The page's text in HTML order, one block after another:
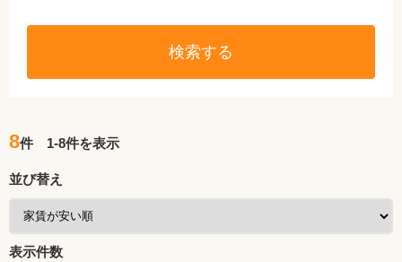
検索する
8件 1-8件を表示
並び替え
表示件数